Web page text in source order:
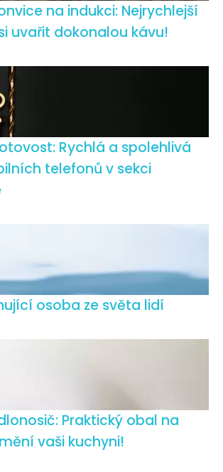
na indukci: Nejrychlejší
uvařit dokonalou kávu!
Rychlá a spolehlivá
telefonů v sekci
osoba ze světa lidí
Praktický obal na
vaši kuchyni!